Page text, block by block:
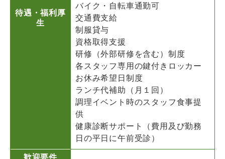
待遇・福利厚
生
バイク・自転車通勤可
交通費支給
制服貸与
資格取得支援
研修（外部研修を含む）制度
各スタッフ専用の鍵付きロッカー
お休み希望日制度
ランチ代補助（月１回）
調理イベント時のスタッフ食事提
供
健康診断サポート（費用及び勤務
日の平日に午前受診）